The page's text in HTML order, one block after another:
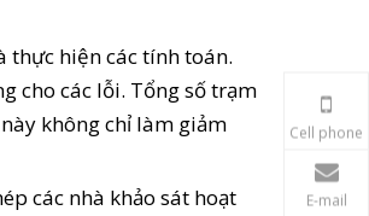
thực hiện các tính toán.
cho các lỗi. Tổng số trạm
không chỉ làm giảm
các nhà khảo sát hoạt
Cell phone
E-mail